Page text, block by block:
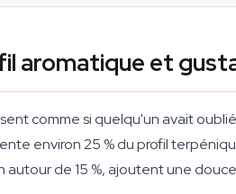
aromatique et
sent comme si quelqu'un avait
environ 25 % du profil
autour de 15 %, ajoutent une